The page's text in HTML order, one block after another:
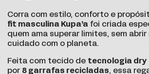
Corra com estilo, conforto e
fit masculina Kupa’a foi criada
quem ama superar limites, sem abrir
cuidado com o planeta.
Feita com tecido de tecnologia dry
por 8 garrafas recicladas, essa